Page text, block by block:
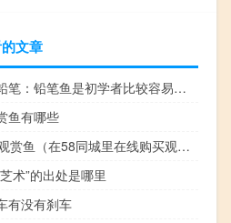
文章
观赏鱼铅笔：铅笔鱼是初学者比较容易饲养的观赏鱼
鱼有哪些
58同城观赏鱼（在58同城里在线购买观赏鱼靠谱吗？）
术”的出处是哪里
有没有刹车